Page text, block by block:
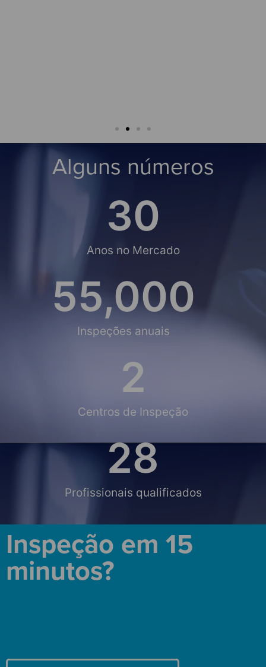
Alguns números
Anos no Mercado
30
Inspeções anuais
55,000
Centros de Inspeção
2
Profissionais qualificados
28
Inspeção em 15
minutos?